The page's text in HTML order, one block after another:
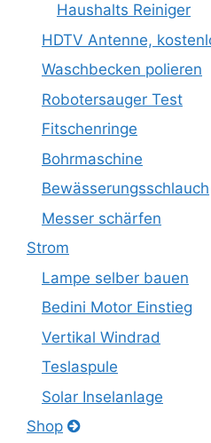
Haushalts Reiniger
HDTV Antenne,
Waschbecken polieren
Robotersauger Test
Fitschenringe
Bohrmaschine
Bewässerungsschlauch
Messer schärfen
Strom
Lampe selber bauen
Bedini Motor Einstieg
Vertikal Windrad
Teslaspule
Solar Inselanlage
Shop